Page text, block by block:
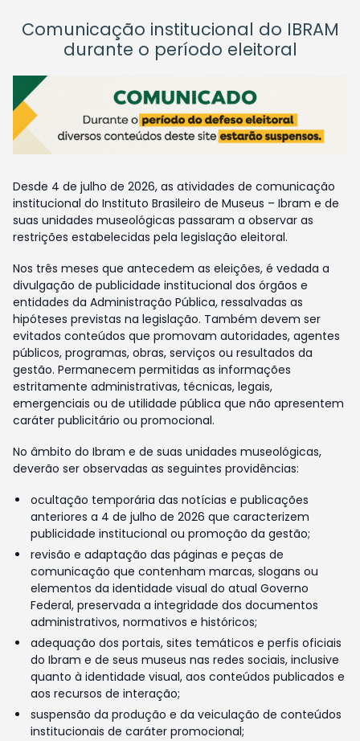
Comunicação institucional do IBRAM
durante o período eleitoral
Desde 4 de julho de 2026, as atividades de comunicação
institucional do Instituto Brasileiro de Museus – Ibram e de
suas unidades museológicas passaram a observar as
restrições estabelecidas pela legislação eleitoral.
Nos três meses que antecedem as eleições, é vedada a
divulgação de publicidade institucional dos órgãos e
entidades da Administração Pública, ressalvadas as
hipóteses previstas na legislação. Também devem ser
evitados conteúdos que promovam autoridades, agentes
públicos, programas, obras, serviços ou resultados da
gestão. Permanecem permitidas as informações
estritamente administrativas, técnicas, legais,
emergenciais ou de utilidade pública que não apresentem
caráter publicitário ou promocional.
No âmbito do Ibram e de suas unidades museológicas,
deverão ser observadas as seguintes providências:
ocultação temporária das notícias e publicações
anteriores a 4 de julho de 2026 que caracterizem
publicidade institucional ou promoção da gestão;
revisão e adaptação das páginas e peças de
comunicação que contenham marcas, slogans ou
elementos da identidade visual do atual Governo
Federal, preservada a integridade dos documentos
administrativos, normativos e históricos;
adequação dos portais, sites temáticos e perfis oficiais
do Ibram e de seus museus nas redes sociais, inclusive
quanto à identidade visual, aos conteúdos publicados e
aos recursos de interação;
suspensão da produção e da veiculação de conteúdos
institucionais de caráter promocional;